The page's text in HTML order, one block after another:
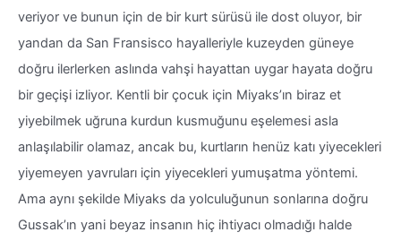
veriyor ve bunun için de bir kurt sürüsü ile dost oluyor, bir
yandan da San Fransisco hayalleriyle kuzeyden güneye
doğru ilerlerken aslında vahşi hayattan uygar hayata doğru
bir geçişi izliyor. Kentli bir çocuk için Miyaks’ın biraz et
yiyebilmek uğruna kurdun kusmuğunu eşelemesi asla
anlaşılabilir olamaz, ancak bu, kurtların henüz katı yiyecekleri
yiyemeyen yavruları için yiyecekleri yumuşatma yöntemi.
Ama aynı şekilde Miyaks da yolculuğunun sonlarına doğru
Gussak’ın yani beyaz insanın hiç ihtiyacı olmadığı halde